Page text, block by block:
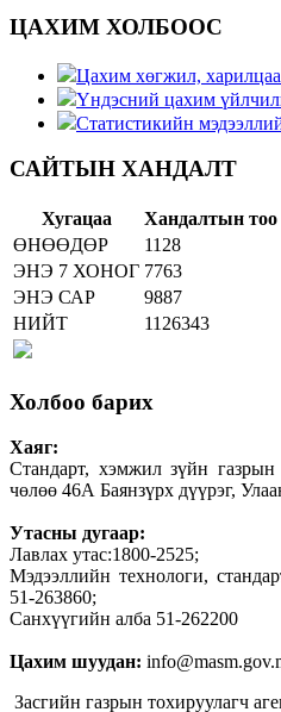
ЦАХИМ ХОЛБООС
Цахим хөгжил,
Үндэсний цахим
Статистикийн
САЙТЫН ХАНДАЛТ
Хугацаа
Хандалтын тоо
ӨНӨӨДӨР
1128
ЭНЭ 7 ХОНОГ 7763
ЭНЭ САР
9887
НИЙТ
1126343
Холбоо барих
Хаяг:
Стандарт, хэмжил зүйн
чөлөө 46А Баянзүрх дүүрэг,
Утасны дугаар:
Лавлах утас:1800-2525;
Мэдээллийн технологи,
51-263860;
Санхүүгийн алба 51-262200
Цахим шуудан:
Засгийн газрын тохируулагч